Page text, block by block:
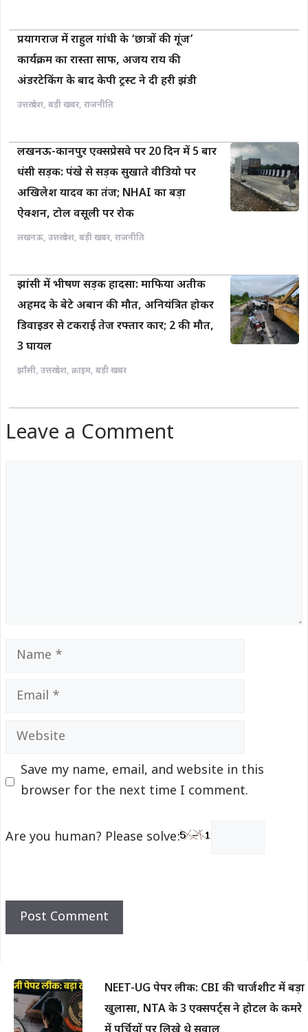
प्रयागराज में राहुल गांधी के ‘छात्रों की गूंज’
कार्यक्रम का रास्ता साफ, अजय राय की
अंडरटेकिंग के बाद केपी ट्रस्ट ने दी हरी झंडी
उत्तरप्रदेश, बड़ी खबर, राजनीति
लखनऊ-कानपुर एक्सप्रेसवे पर 20 दिन में 5 बार
धंसी सड़क: पंखे से सड़क सुखाते वीडियो पर
अखिलेश यादव का तंज; NHAI का बड़ा
ऐक्शन, टोल वसूली पर रोक
लखनऊ, उत्तरप्रदेश, बड़ी खबर, राजनीति
झांसी में भीषण सड़क हादसा: माफिया अतीक
अहमद के बेटे अबान की मौत, अनियंत्रित होकर
डिवाइडर से टकराई तेज रफ्तार कार; 2 की मौत,
3 घायल
झाँसी, उत्तरप्रदेश, क्राइम, बड़ी खबर
Leave a Comment
Name
Email
Website
Save my name, email, and website in this
browser for the next time I comment.
Are you human? Please solve:
NEET-UG पेपर लीक: CBI की चार्जशीट में बड़ा
खुलासा, NTA के 3 एक्सपर्ट्स ने होटल के कमरे